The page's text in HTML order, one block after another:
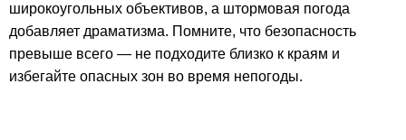
широкоугольных объективов, а штормовая погода
добавляет драматизма. Помните, что безопасность
превыше всего — не подходите близко к краям и
избегайте опасных зон во время непогоды.